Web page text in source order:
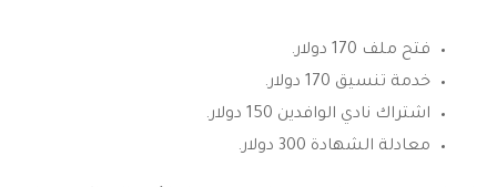
فتح ملف 170 دولار.
خدمة تنسيق 170 دولار.
اشتراك نادي الوافدين 150 دولار.
معادلة الشهادة 300 دولار.